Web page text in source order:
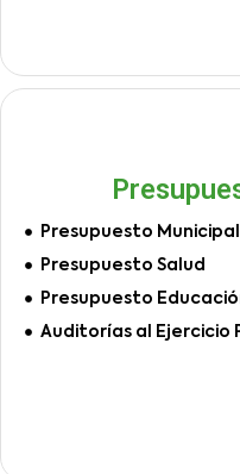
Presupuesto Municipal
Presupuesto Salud
Presupuesto
Auditorías al Ejercicio